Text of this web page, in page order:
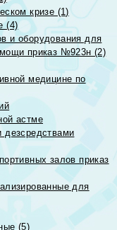
кризе (1)
(4)
и оборудования для
приказ №923н (2)
медицине по
астме
дезсредствами
залов приказ
для
(5)